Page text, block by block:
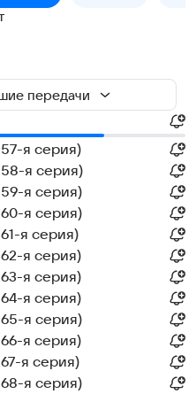
передачи
я серия)
я серия)
я серия)
я серия)
я серия)
я серия)
я серия)
я серия)
я серия)
я серия)
я серия)
я серия)